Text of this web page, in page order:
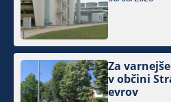
Za
v občini
evrov